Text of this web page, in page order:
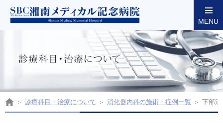
MENU
東京都墨田区両国の湘南メディカル記念病院
診療科目・治療について 消化器内科の施術・症例一覧 下部